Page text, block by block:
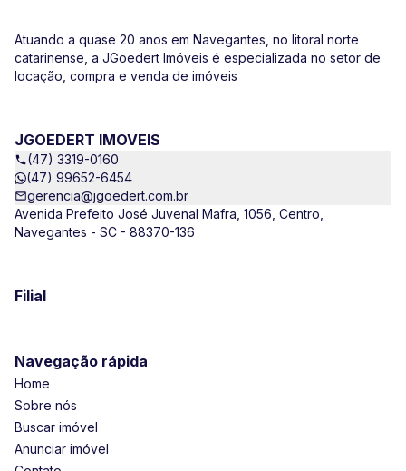
Atuando a quase 20 anos em Navegantes, no litoral norte
catarinense, a JGoedert Imóveis é especializada no setor de
locação, compra e venda de imóveis
JGOEDERT IMOVEIS
(47) 3319-0160
(47) 99652-6454
gerencia@jgoedert.com.br
Avenida Prefeito José Juvenal Mafra, 1056, Centro,
Navegantes - SC - 88370-136
Filial
Navegação rápida
Home
Sobre nós
Buscar imóvel
Anunciar imóvel